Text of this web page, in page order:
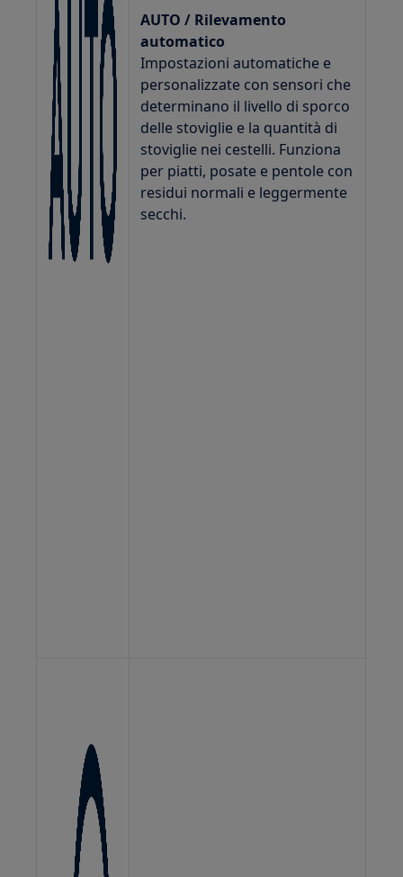
AUTO / Rilevamento
automatico
Impostazioni automatiche e
personalizzate con sensori che
determinano il livello di sporco
delle stoviglie e la quantità di
stoviglie nei cestelli. Funziona
per piatti, posate e pentole con
residui normali e leggermente
secchi.